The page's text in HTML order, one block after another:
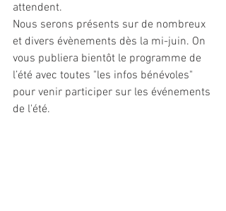
attendent.
Nous serons présents sur de nombreux
et divers évènements dès la mi-juin. On
vous publiera bientôt le programme de
l’été avec toutes "les infos bénévoles"
pour venir participer sur les événements
de l'été.